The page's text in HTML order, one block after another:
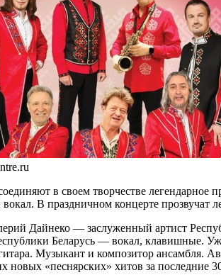
в своем творчестве легендарное
В праздничном концерте
Дайнеко — заслуженный артист
Беларусь — вокал, клавишные.
Музыкант и композитор ансамбля.
новых «песнярских» хитов за последние